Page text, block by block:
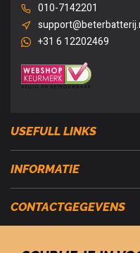
010-7142201
+31 6 12202469
USEFULL LINKS
INFORMATIE
CONTACTGEGEVENS